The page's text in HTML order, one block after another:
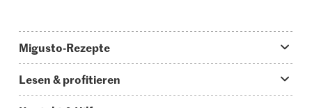
Migusto-Rezepte
Was koche ich heute?
Lesen & profitieren